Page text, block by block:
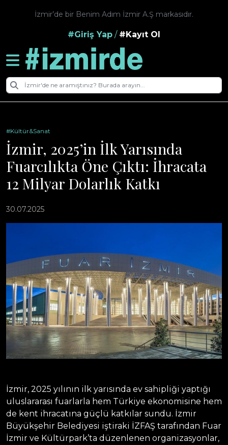
İzmir’de bir Benim Adım İzmir A.Ş markasıdır.
#Giriş Yap / #Kayıt Ol
#Kültür&Sanat
İzmir, 2025’in İlk Yarısında
Fuarcılıkta Öne Çıktı: İhracata
12 Milyar Dolarlık Katkı
30.07.2025
İzmir, 2025 yılının ilk yarısında ev sahipliği yaptığı
uluslararası fuarlarla hem Türkiye ekonomisine hem
de kent ihracatına güçlü katkılar sundu. İzmir
Büyükşehir Belediyesi iştiraki İZFAŞ tarafından Fuar
İzmir ve Kültürpark’ta düzenlenen organizasyonlar,